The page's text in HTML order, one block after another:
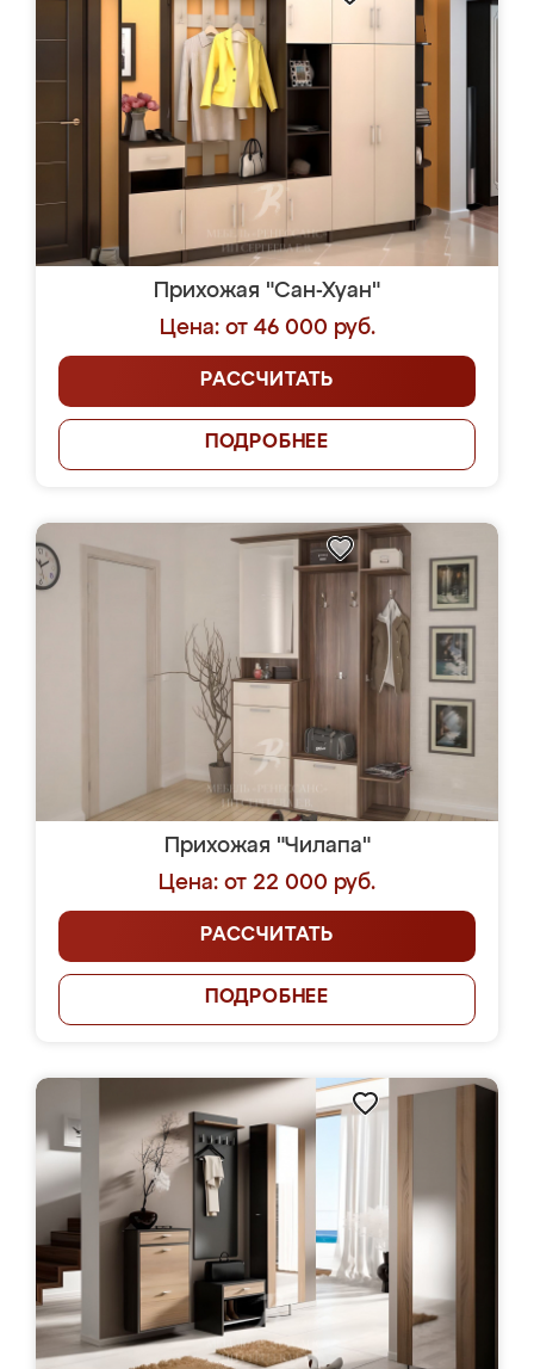
Прихожая "Сан-Хуан"
Цена: от 46 000 руб.
РАССЧИТАТЬ
ПОДРОБНЕЕ
Прихожая "Чилапа"
Цена: от 22 000 руб.
РАССЧИТАТЬ
ПОДРОБНЕЕ